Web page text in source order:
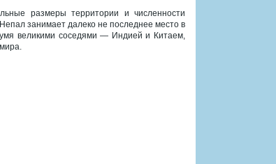
размеры территории и численности
занимает далеко не последнее место в
великими соседями — Индией и Китаем,